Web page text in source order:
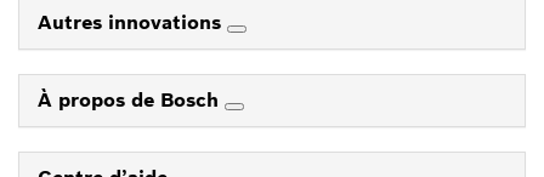
Autres innovations
À propos de Bosch